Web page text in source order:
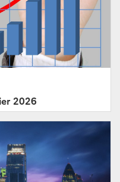
2026